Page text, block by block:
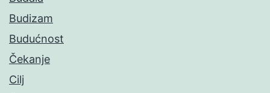
Budizam
Budućnost
Čekanje
Cilj